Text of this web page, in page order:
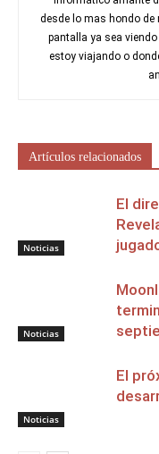
desde lo mas hondo de
pantalla ya sea
estoy viajando o
Artículos relacionados
Noticias
El
Noticias
Noticias
El